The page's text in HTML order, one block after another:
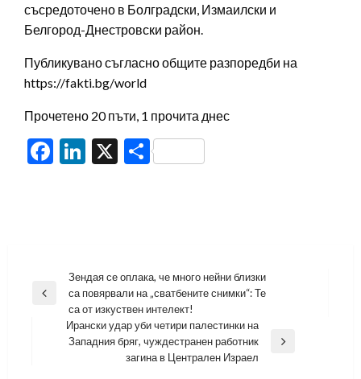
съсредоточено в Болградски, Измаилски и
Белгород-Днестровски район.
Публикувано съгласно общите разпоредби на
https://fakti.bg/world
Прочетено 20 пъти, 1 прочита днес
Facebook
LinkedIn
X Share
Навигация
Previous
Зендая се оплака, че много нейни близки
са повярвали на „сватбените снимки“: Те
са от изкуствен интелект!
Next
Ирански удар уби четири палестинки на
Западния бряг, чуждестранен работник
загина в Централен Израел